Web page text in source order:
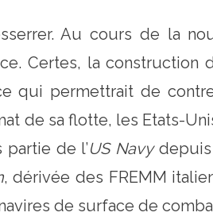
Au cours de la
Certes, la construction
qui permettrait de
de sa flotte, les Etats-
de l’US Navydepuis
, dérivée des FREMM
de surface de